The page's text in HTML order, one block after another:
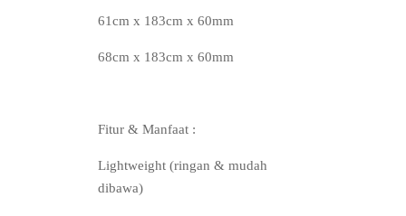
61cm x 183cm x 60mm
68cm x 183cm x 60mm
Fitur & Manfaat :
Lightweight (ringan & mudah
dibawa)